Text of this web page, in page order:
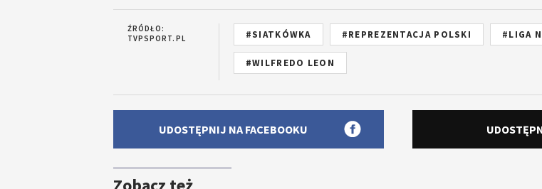
ŹRÓDŁO:
TVPSPORT.PL
#SIATKÓWKA #REPREZENTACJA POLSKI #LIGA
#WILFREDO LEON
UDOSTĘPNIJ NA FACEBOOKU